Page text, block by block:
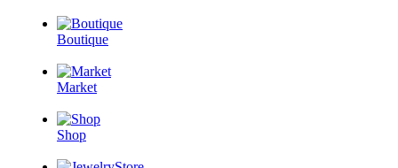
Boutique
Market
Shop